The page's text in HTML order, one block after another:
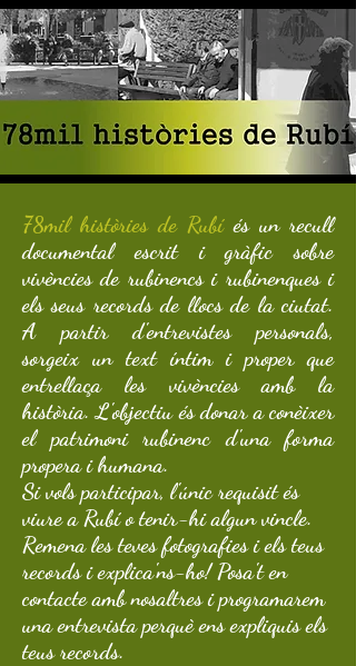
78mil històries de Rubíés un recull
documental escrit i gràfic sobre
vivències de rubinencs i rubinenques i
els seus records de llocs de la ciutat.
A partir d'entrevistes personals,
sorgeix un text íntim i proper que
entrellaça les vivències amb la
història. L'objectiu és donar a conèixer
el patrimoni rubinenc d'una forma
propera i humana.
Si vols participar, l'únic requisit és
viure a Rubí o tenir-hi algun vincle.
Remena les teves fotografies i els teus
records i explica'ns-ho! Posa't en
contacte amb nosaltres i programarem
una entrevista perquè ens expliquis els
teus records.